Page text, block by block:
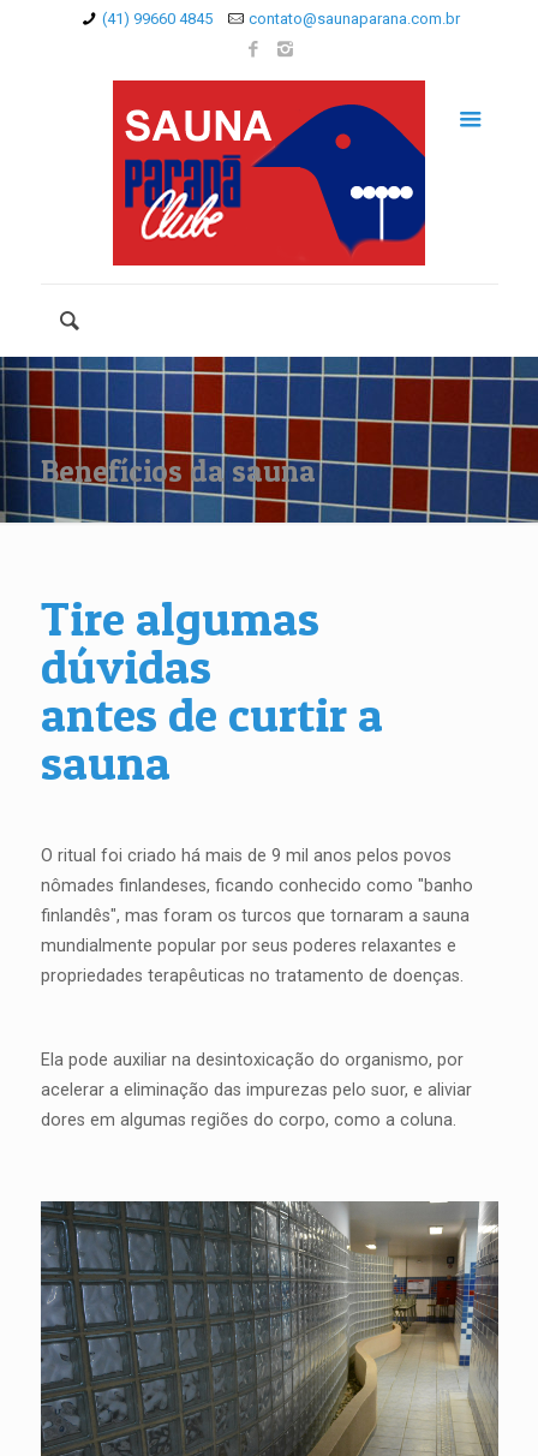
(41) 99660 4845 contato@saunaparana.com.br
Benefícios da sauna
Tire algumas
dúvidas
antes de curtir a
sauna
O ritual foi criado há mais de 9 mil anos pelos povos
nômades finlandeses, ficando conhecido como "banho
finlandês", mas foram os turcos que tornaram a sauna
mundialmente popular por seus poderes relaxantes e
propriedades terapêuticas no tratamento de doenças.
Ela pode auxiliar na desintoxicação do organismo, por
acelerar a eliminação das impurezas pelo suor, e aliviar
dores em algumas regiões do corpo, como a coluna.